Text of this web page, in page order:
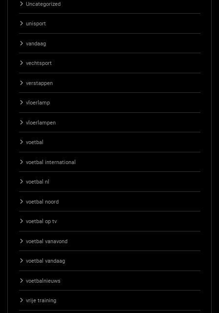
Uncategorized
unisport
vandaag
vechtsport
verstappen
vloerlamp
vloerlampen
voetbal
voetbal international
voetbal nl
voetbal noord
voetbal op tv
voetbal vanavond
voetbal vandaag
voetbalnieuws
vrije training